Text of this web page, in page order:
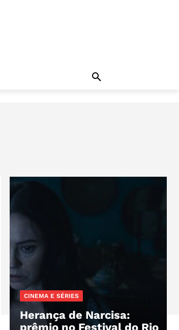
CINEMA E SÉRIES
Herança de Narcisa:
prêmio no Festival do Rio